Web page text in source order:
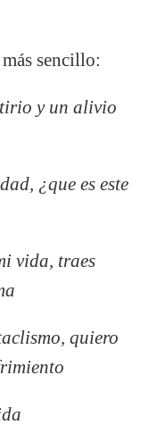
sencillo:
y un alivio
¿que es este
vida, traes
quiero